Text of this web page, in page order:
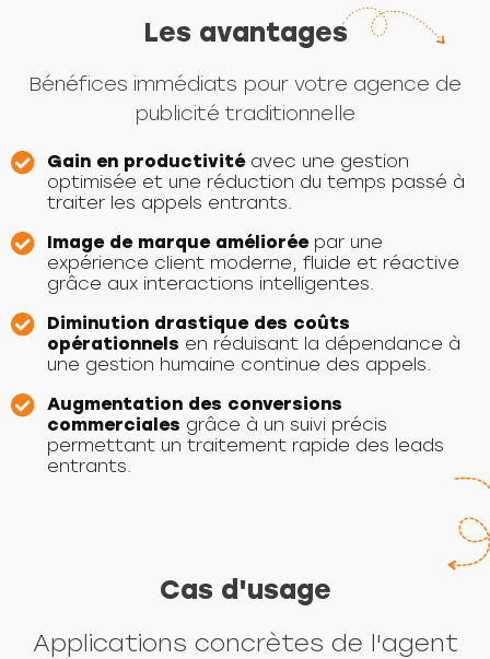
Les avantages
Bénéfices immédiats pour votre agence de
publicité traditionnelle
Gain en productivitéavec une gestion
optimisée et une réduction du temps passé à
traiter les appels entrants.
Image de marque amélioréepar une
expérience client moderne, fluide et réactive
grâce aux interactions intelligentes.
Diminution drastique des coûts
opérationnels en réduisant la dépendance à
une gestion humaine continue des appels.
Augmentation des conversions
commerciales grâce à un suivi précis
permettant un traitement rapide des leads
entrants.
Cas d'usage
Applications concrètes de l'agent